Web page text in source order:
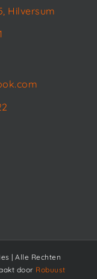
Hilversum
| Alle Rechten
door Robuust